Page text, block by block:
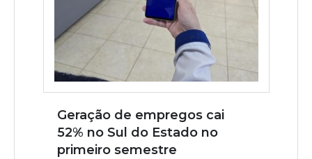
Geração de empregos cai
52% no Sul do Estado no
primeiro semestre